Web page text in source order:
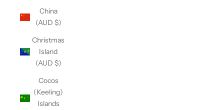
China
(AUD $)
Christmas
Island
(AUD $)
Cocos
(Keeling)
Islands